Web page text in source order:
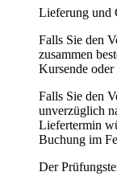
Lieferung und
Falls Sie den
zusammen
Kursende
Falls Sie den
unverzüglich
Liefertermin
Buchung im
Der